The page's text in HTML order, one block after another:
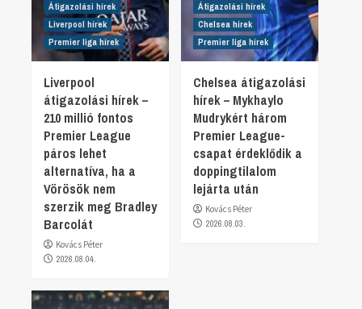
Átigazolási hírek
Liverpool hírek
Premier liga hírek
Liverpool
átigazolási hírek –
210 millió fontos
Premier League
páros lehet
alternatíva, ha a
Vörösök nem
szerzik meg Bradley
Barcolát
Kovács Péter
2026.08.04.
Átigazolási hírek
Chelsea hírek
Premier liga hírek
Chelsea átigazolási
hírek – Mykhaylo
Mudrykért három
Premier League-
csapat érdeklődik a
doppingtilalom
lejárta után
Kovács Péter
2026.08.03.